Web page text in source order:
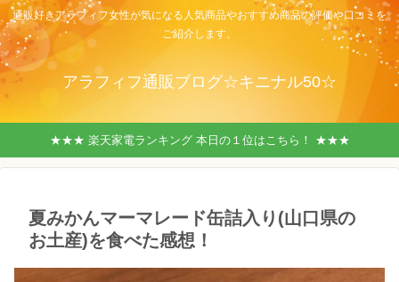
通販好きアラフィフ女性が気になる人気商品やおすすめ商品の評価や口コミを
ご紹介します。
アラフィフ通販ブログ☆キニナル50☆
★★★ 楽天家電ランキング 本日の１位はこちら！ ★★★
夏みかんマーマレード缶詰入り(山口県の
お土産)を食べた感想！